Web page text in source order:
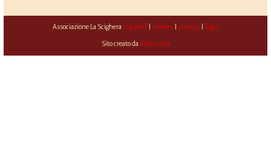
Associazione La Scighera copyleft| cookies| privacy| login
Sito creato da Alekos.net